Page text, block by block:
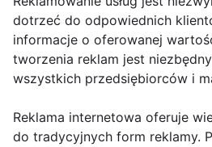
dotrzeć do odpowiednich
informacje o oferowanej
tworzenia reklam jest
wszystkich przedsiębiorców i
Reklama internetowa oferuje
do tradycyjnych form reklamy.